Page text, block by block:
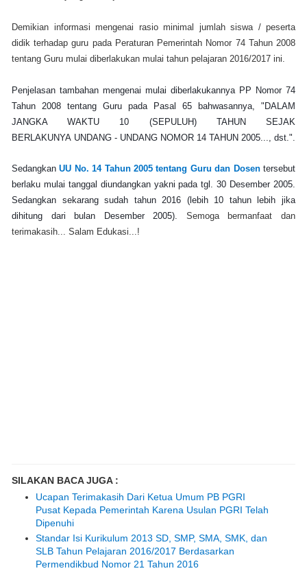
Demikian informasi mengenai rasio minimal jumlah siswa / peserta
didik terhadap guru pada Peraturan Pemerintah Nomor 74 Tahun 2008
tentang Guru mulai diberlakukan mulai tahun pelajaran 2016/2017 ini.
Penjelasan tambahan mengenai mulai diberlakukannya PP Nomor 74
Tahun 2008 tentang Guru pada Pasal 65 bahwasannya, "DALAM
JANGKA WAKTU 10 (SEPULUH) TAHUN SEJAK
BERLAKUNYA UNDANG - UNDANG NOMOR 14 TAHUN 2005..., dst.".
SedangkanUU No. 14 Tahun 2005 tentang Guru dan Dosentersebut
berlaku mulai tanggal diundangkan yakni pada tgl. 30 Desember 2005.
Sedangkan sekarang sudah tahun 2016 (lebih 10 tahun lebih jika
dihitung dari bulan Desember 2005).
Semoga bermanfaat dan
terimakasih... Salam Edukasi...!
SILAKAN BACA JUGA :
Ucapan Terimakasih Dari Ketua Umum PB PGRI
Pusat Kepada Pemerintah Karena Usulan PGRI Telah
Dipenuhi
Standar Isi Kurikulum 2013 SD, SMP, SMA, SMK, dan
SLB Tahun Pelajaran 2016/2017 Berdasarkan
Permendikbud Nomor 21 Tahun 2016